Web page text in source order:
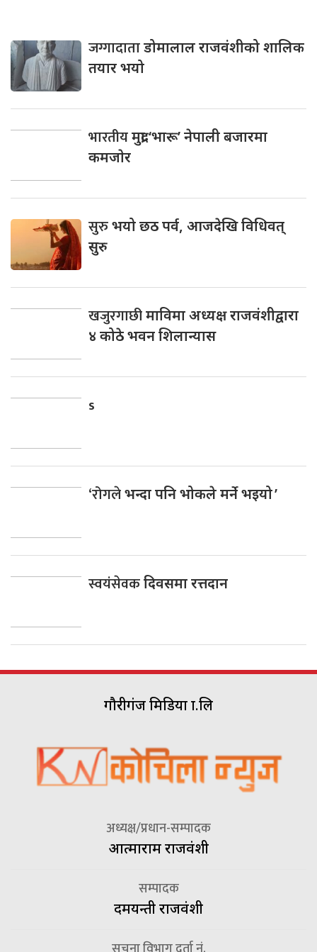
जग्गादाताडोमालाल राजवंशीको शालिक
तयार भयो
भारतीयमुद्रा ‘भारू’ नेपाली बजारमा
कमजाेर
सुरुभयो छठ पर्व, आजदेखि विधिवत्
सुरु
खजुरगाछीमाविमा अध्यक्ष राजवंशीद्वारा
४ कोठे भवन शिलान्यास
s
‘रोगलेभन्दा पनि भोकले मर्ने भइयो ’
स्वयंसेवकदिवसमा रत्तदान
गौरीगंज मिडिया प्रा.लि
अध्यक्ष/प्रधान-सम्पादक
आत्माराम राजवंशी
सम्पादक
दमयन्ती राजवंशी